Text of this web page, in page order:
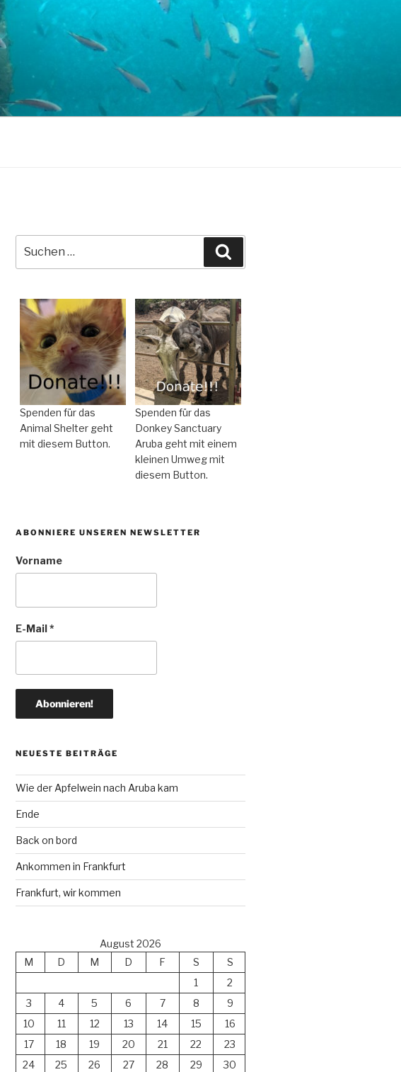
nach:
Spenden für das
Animal Shelter geht
mit diesem Button.
Spenden für das
Donkey Sanctuary
Aruba geht mit einem
kleinen Umweg mit
diesem Button.
ABONNIERE UNSEREN NEWSLETTER
Vorname
E-Mail*
NEUESTE BEITRÄGE
Wie der Apfelwein nach Aruba kam
Ende
Back on bord
Ankommen in Frankfurt
Frankfurt, wir kommen
August 2026
M
D M D F S
S
1
2
3
4 5 6 7 8
9
10
11 12 13 14 15
16
17
18 19 20 21 22
23
24
25 26 27 28 29
30